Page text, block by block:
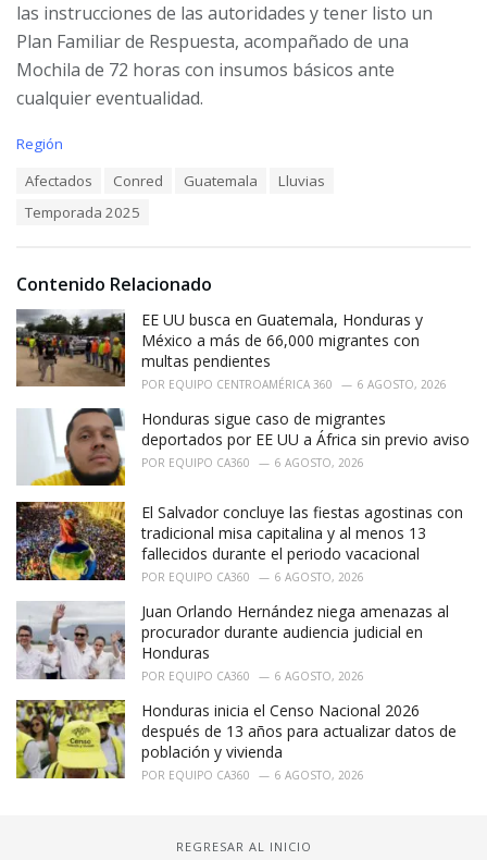
las instrucciones de las autoridades y tener listo un
Plan Familiar de Respuesta, acompañado de una
Mochila de 72 horas con insumos básicos ante
cualquier eventualidad.
C
i
s
:
Región
Afectados Conred Guatemala
Lluvias
Temporada 2025
Contenido Relacionado
EE UU busca en Guatemala, Honduras y
México a más de 66,000 migrantes con
multas pendientes
POR EQUIPO CENTROAMÉRICA 360 6 AGOSTO, 2026
Honduras sigue caso de migrantes
deportados por EE UU a África sin previo aviso
POR EQUIPO CA360 6 AGOSTO, 2026
El Salvador concluye las fiestas agostinas con
tradicional misa capitalina y al menos 13
fallecidos durante el periodo vacacional
POR EQUIPO CA360 6 AGOSTO, 2026
Juan Orlando Hernández niega amenazas al
procurador durante audiencia judicial en
Honduras
POR EQUIPO CA360 6 AGOSTO, 2026
Honduras inicia el Censo Nacional 2026
después de 13 años para actualizar datos de
población y vivienda
POR EQUIPO CA360 6 AGOSTO, 2026
REGRESAR AL INICIO